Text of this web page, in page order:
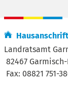
Hausanschrift
Landratsamt
82467
Fax: 08821 751-